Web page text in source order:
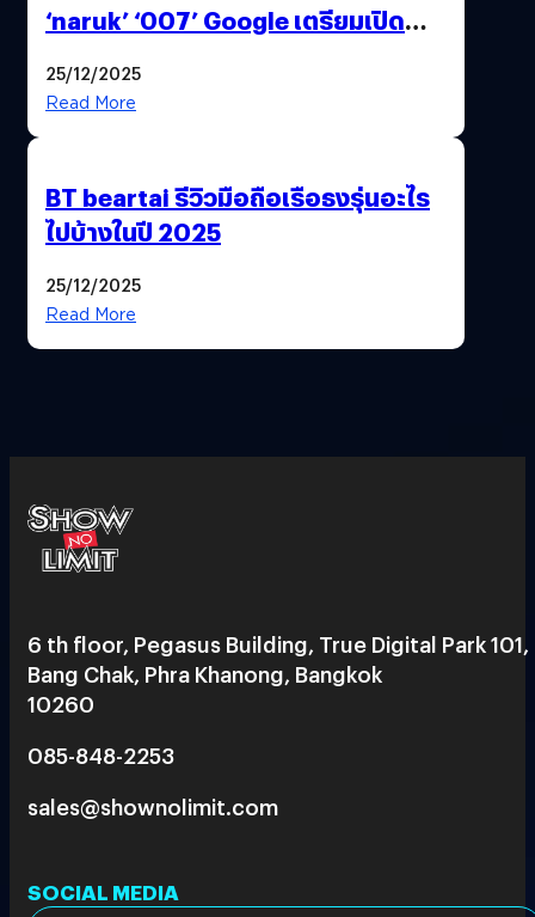
‘naruk’ ‘007’ Google เตรียมเปิด
25/12/2025
Read More
BT beartai รีวิวมือถือเรือธงรุ่นอะไร
ไปบ้างในปี 2025
25/12/2025
Read More
6 th floor, Pegasus Building, True Digital Park 101,
Bang Chak, Phra Khanong, Bangkok
10260
085-848-2253
sales@shownolimit.com
SOCIAL MEDIA